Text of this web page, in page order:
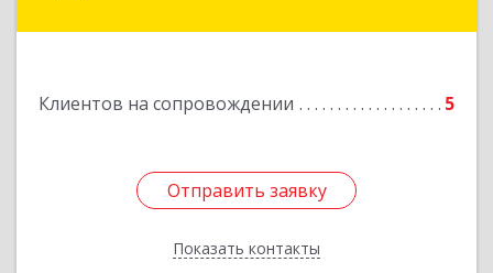
Клиентов на сопровождении 5
Отправить заявку
Показать контакты
Отправить заявку
Назад